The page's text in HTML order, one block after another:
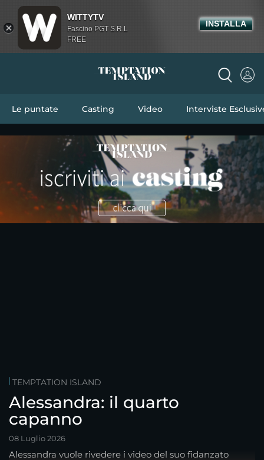
Le puntate Casting Video Interviste
TEMPTATION ISLAND
Alessandra: il quarto
capanno
08 Luglio 2026
Alessandra vuole rivedere i video del suo fidanzato
WITTYTV
Fascino PGT S.R.L
FREE
INSTALLA